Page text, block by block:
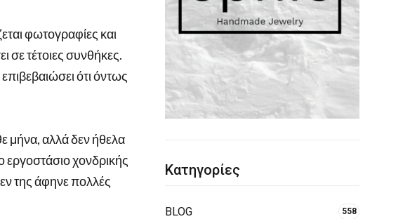
φωτογραφίες και
σε τέτοιες συνθήκες.
ότι όντως
μήνα, αλλά δεν ήθελα
εργοστάσιο χονδρικής
της άφηνε πολλές
Κατηγορίες
BLOG 558